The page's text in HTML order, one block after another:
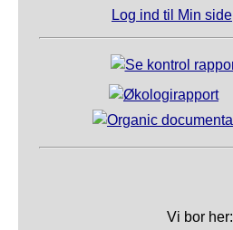
Log ind til Min side
Vi bor her: